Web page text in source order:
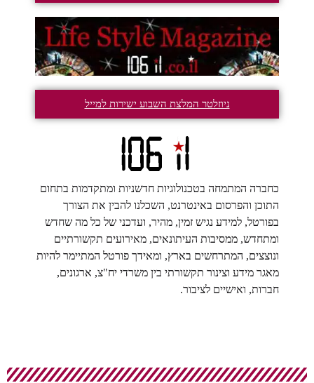
ניוזלטר המלצת השבוע ישירות למייל
כחברה המתמחה בטכנולוגיות חדשניות ומתקדמות בתחום
התוכן והפרסום באינטרנט, השכלנו להבין את הצורך
בפורטל, למידע נגיש זמין, מהיר, ועדכני של כל מה שחדש
ומתחדש, ממסיבות העיתונאים, מאירועים תקשורתיים
ונוצצים, המתרחשים בארץ, ומאידך פורטל המתיימר להיות
מאגר מידע וצינור תקשורתי בין משרדי יח"צ, ארגונים,
חברות, ואישיים לציבור.